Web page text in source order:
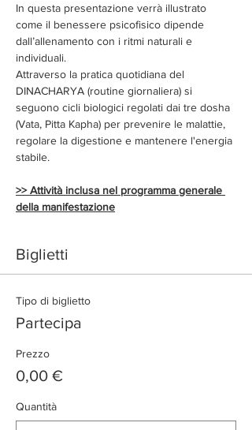
In questa presentazione verrà illustrato
come il benessere psicofisico dipende
dall’allenamento con i ritmi naturali e
individuali.
Attraverso la pratica quotidiana del
DINACHARYA (routine giornaliera) si
seguono cicli biologici regolati dai tre dosha
(Vata, Pitta Kapha) per prevenire le malattie,
regolare la digestione e mantenere l'energia
stabile.
>> Attività inclusa nel programma generale
della manifestazione
Biglietti
Tipo di biglietto
Partecipa
Prezzo
0,00 €
Quantità